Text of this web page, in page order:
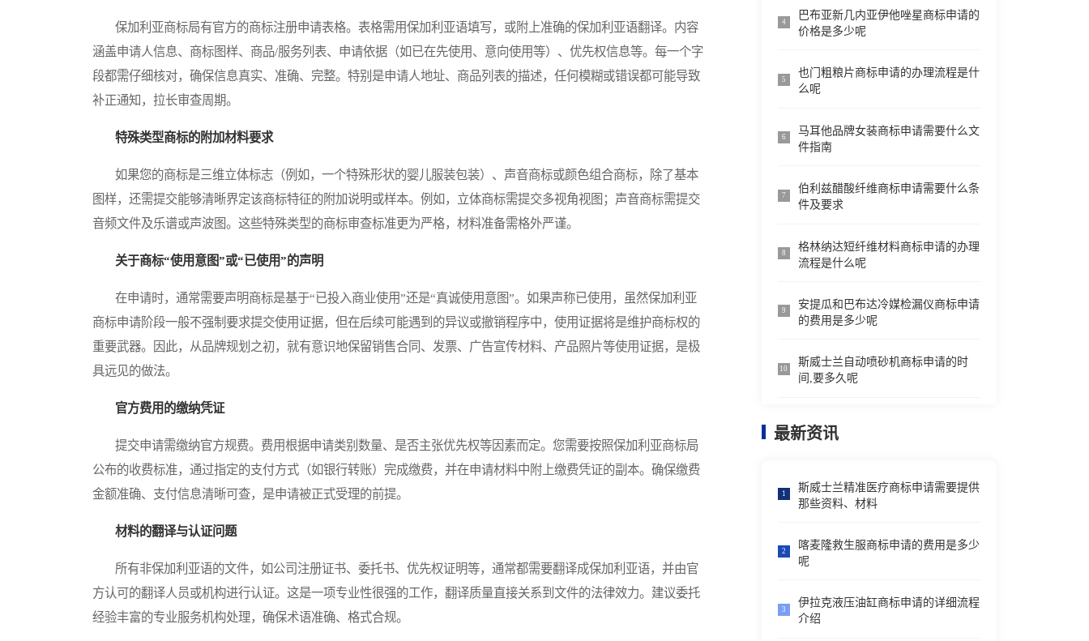
保加利亚商标局有官方的商标注册申请表格。表格需用保加利亚语填写，或附上准确的保加利亚语翻译。内容
涵盖申请人信息、商标图样、商品/服务列表、申请依据（如已在先使用、意向使用等）、优先权信息等。每一个字
段都需仔细核对，确保信息真实、准确、完整。特别是申请人地址、商品列表的描述，任何模糊或错误都可能导致
补正通知，拉长审查周期。
特殊类型商标的附加材料要求
如果您的商标是三维立体标志（例如，一个特殊形状的婴儿服装包装）、声音商标或颜色组合商标，除了基本
图样，还需提交能够清晰界定该商标特征的附加说明或样本。例如，立体商标需提交多视角视图；声音商标需提交
音频文件及乐谱或声波图。这些特殊类型的商标审查标准更为严格，材料准备需格外严谨。
关于商标“使用意图”或“已使用”的声明
在申请时，通常需要声明商标是基于“已投入商业使用”还是“真诚使用意图”。如果声称已使用，虽然保加利亚
商标申请阶段一般不强制要求提交使用证据，但在后续可能遇到的异议或撤销程序中，使用证据将是维护商标权的
重要武器。因此，从品牌规划之初，就有意识地保留销售合同、发票、广告宣传材料、产品照片等使用证据，是极
具远见的做法。
官方费用的缴纳凭证
提交申请需缴纳官方规费。费用根据申请类别数量、是否主张优先权等因素而定。您需要按照保加利亚商标局
公布的收费标准，通过指定的支付方式（如银行转账）完成缴费，并在申请材料中附上缴费凭证的副本。确保缴费
金额准确、支付信息清晰可查，是申请被正式受理的前提。
材料的翻译与认证问题
所有非保加利亚语的文件，如公司注册证书、委托书、优先权证明等，通常都需要翻译成保加利亚语，并由官
方认可的翻译人员或机构进行认证。这是一项专业性很强的工作，翻译质量直接关系到文件的法律效力。建议委托
经验丰富的专业服务机构处理，确保术语准确、格式合规。
4
巴布亚新几内亚伊他唑星商标申请的
价格是多少呢
5
也门粗粮片商标申请的办理流程是什
么呢
6
马耳他品牌女装商标申请需要什么文
件指南
7
伯利兹醋酸纤维商标申请需要什么条
件及要求
8
格林纳达短纤维材料商标申请的办理
流程是什么呢
9
安提瓜和巴布达冷媒检漏仪商标申请
的费用是多少呢
10
斯威士兰自动喷砂机商标申请的时
间,要多久呢
最新资讯
1
斯威士兰精准医疗商标申请需要提供
那些资料、材料
2
喀麦隆救生服商标申请的费用是多少
呢
3
伊拉克液压油缸商标申请的详细流程
介绍